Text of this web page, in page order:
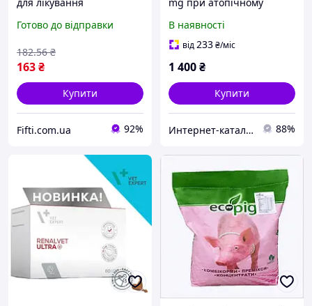
захворювань, 50 мг 10
Готово до відправки
163₴
182.56 ₴
Купити
Fifti.com.ua 92%
77PA39941
В наявності
від233₴/міс
1 400₴
Купити
Интер​н​ет-ка​талог ​с​​ки​док "iBag.ua" 88%